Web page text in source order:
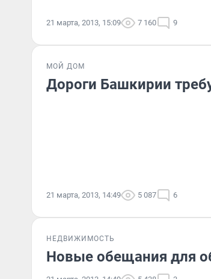
21 марта, 2013, 15:09 7 160 9
МОЙ ДОМ
Дороги Башкирии
21 марта, 2013, 14:49 5 087 6
НЕДВИЖИМОСТЬ
Новые обещания для